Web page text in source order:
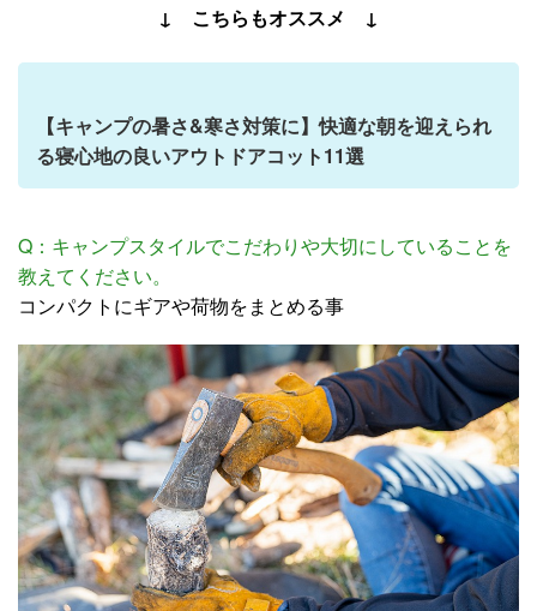
↓ こちらもオススメ ↓
【キャンプの暑さ&寒さ対策に】快適な朝を迎えられ
る寝心地の良いアウトドアコット11選
Q：キャンプスタイルでこだわりや大切にしていることを
教えてください。
コンパクトにギアや荷物をまとめる事